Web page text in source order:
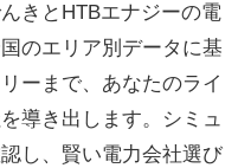
きとHTBエナジーの電
のエリア別データに基
ーまで、あなたのライ
導き出します。シミュ
し、賢い電力会社選び